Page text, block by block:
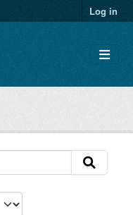
Log in